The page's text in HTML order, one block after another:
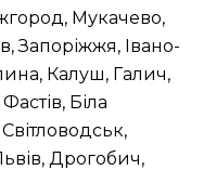
Мукачево,
Запоріжжя, Івано-
Калуш, Галич,
Біла
Дрогобич,